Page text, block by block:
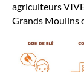
agriculteurs
Grands Moulins